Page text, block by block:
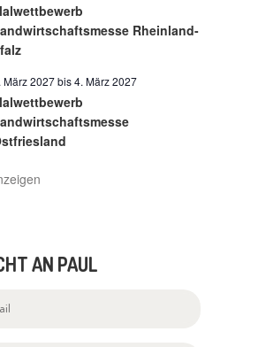
Rheinland-
März 2027bis4. März 2027
AN PAUL